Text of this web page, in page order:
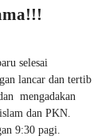
selesai
lancar dan tertib
mengadakan
dan PKN.
9:30 pagi.